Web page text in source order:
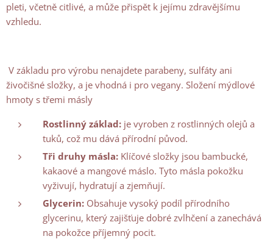
pleti, včetně citlivé, a může přispět k jejímu zdravějšímu
vzhledu.
V základu pro výrobu nenajdete parabeny, sulfáty ani
živočišné složky, a je vhodná i pro vegany. Složení mýdlové
hmoty s třemi másly
Rostlinný základ: je vyroben z rostlinných olejů a
tuků, což mu dává přírodní původ.
Tři druhy másla: Klíčové složky jsou bambucké,
kakaové a mangové máslo. Tyto másla pokožku
vyživují, hydratují a zjemňují.
Glycerin: Obsahuje vysoký podíl přírodního
glycerinu, který zajišťuje dobré zvlhčení a zanechává
na pokožce příjemný pocit.